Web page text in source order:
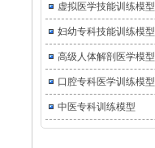
虚拟医学技能训练模型
妇幼专科技能训练模型
高级人体解剖医学模型
口腔专科医学训练模型
中医专科训练模型